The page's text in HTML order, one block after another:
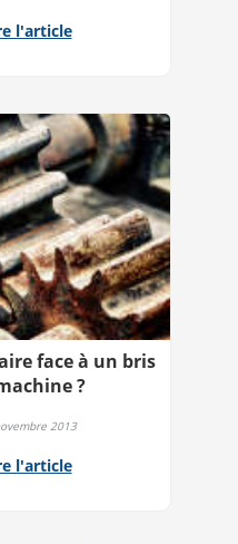
l'article
face à un bris
?
2013
l'article